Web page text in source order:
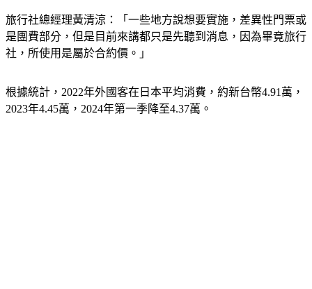
旅行社總經理黃清涼：「一些地方說想要實施，差異性門票或
是團費部分，但是目前來講都只是先聽到消息，因為畢竟旅行
社，所使用是屬於合約價。」
根據統計，2022年外國客在日本平均消費，約新台幣4.91萬，
2023年4.45萬，2024年第一季降至4.37萬。